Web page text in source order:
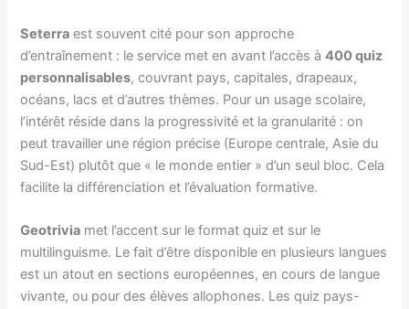
Seterra est souvent cité pour son approche
d’entraînement : le service met en avant l’accès à400 quiz
personnalisables, couvrant pays, capitales, drapeaux,
océans, lacs et d’autres thèmes. Pour un usage scolaire,
l’intérêt réside dans la progressivité et la granularité : on
peut travailler une région précise (Europe centrale, Asie du
Sud-Est) plutôt que « le monde entier » d’un seul bloc. Cela
facilite la différenciation et l’évaluation formative.
Geotrivia met l’accent sur le format quiz et sur le
multilinguisme. Le fait d’être disponible en plusieurs langues
est un atout en sections européennes, en cours de langue
vivante, ou pour des élèves allophones. Les quiz pays-